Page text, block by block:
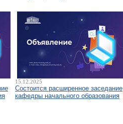
15.12.2025
Состоится расширенное заседание
кафедры начального образования